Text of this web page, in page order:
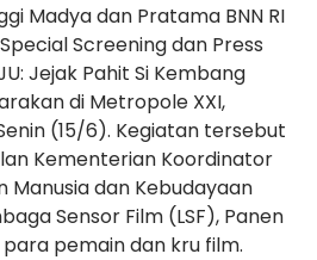
Madya dan Pratama BNN RI
Screening dan Press
Jejak Pahit Si Kembang
di Metropole XXI,
(15/6). Kegiatan tersebut
Kementerian Koordinator
Manusia dan Kebudayaan
Sensor Film (LSF), Panen
pemain dan kru film.